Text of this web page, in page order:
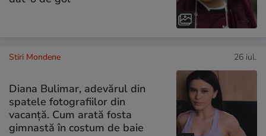
Stiri Mondene 26 iul.
Diana Bulimar, adevărul din
spatele fotografiilor din
vacanță. Cum arată fosta
gimnastă în costum de baie